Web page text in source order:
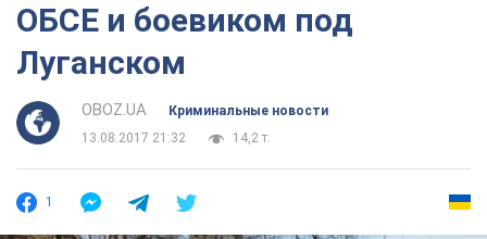
ОБСЕ и боевиком под
Луганском
OBOZ.UA
Криминальные новости
13.08.2017 21:32
14,2 т.
1